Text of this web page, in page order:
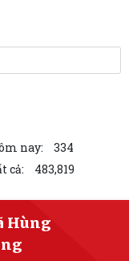
nay:
334
cả: 483,819
Hùng